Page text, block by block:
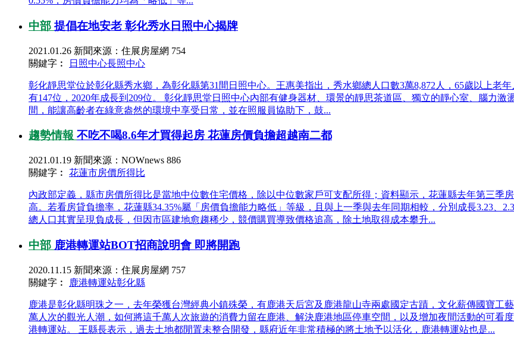
中部 提倡在地安老 彰化秀水日照中心揭牌
2021.01.26 新聞來源：住展房屋網 754
關鍵字︰
日照中心長照中心
彰化靜思堂位於彰化縣秀水鄉，為彰化縣第31間日照中心。王惠美指出，秀水鄉總人口數3萬8,872人，65歲以上老
有147位，2020年成長到209位。 彰化靜思堂日照中心內部有健身器材、環景的靜思茶道區、獨立的靜心室、腦力
間，能讓高齡者在綠意盎然的環境中享受日常，並在照服員協助下，鼓...
趨勢情報 不吃不喝8.6年才買得起房 花蓮房價負擔超越南二都
2021.01.19 新聞來源：NOWnews 886
關鍵字︰ 花蓮市房價所得比
內政部定義，縣市房價所得比是當地中位數住宅價格，除以中位數家戶可支配所得；資料顯示，花蓮縣去年第三季
高。若看房貸負擔率，花蓮縣34.35%屬「房價負擔能力略低」等級，且與上一季與去年同期相較，分別成長3.23、
總人口其實呈現負成長，但因市區建地愈趨稀少，競價購買導致價格追高，除土地取得成本攀升...
中部 鹿港轉運站BOT招商說明會 即將開跑
2020.11.15 新聞來源：住展房屋網 757
關鍵字︰
鹿港轉運站彰化縣
鹿港是彰化縣明珠之一，去年榮獲台灣經典小鎮殊榮，有鹿港天后宮及鹿港龍山寺兩處國定古蹟，文化薪傳國寶工
萬人次的觀光人潮，如何將這千萬人次旅遊的消費力留在鹿港、解決鹿港地區停車空間，以及增加夜間活動的可看
港轉運站。 王縣長表示，過去土地都閒置未整合開發，縣府近年非常積極的將土地予以活化，鹿港轉運站也是...